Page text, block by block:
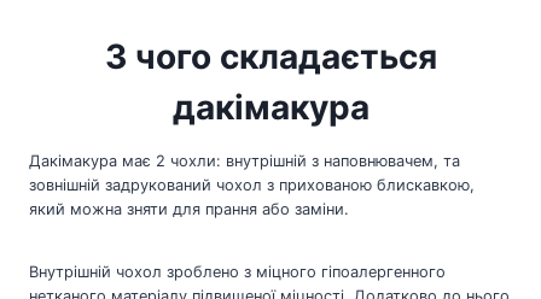
З чого складається
дакімакура
Дакімакура має 2 чохли: внутрішній з наповнювачем, та
зовнішній задрукований чохол з прихованою блискавкою,
який можна зняти для прання або заміни.
Внутрішній чохол зроблено з міцного гіпоалергенного